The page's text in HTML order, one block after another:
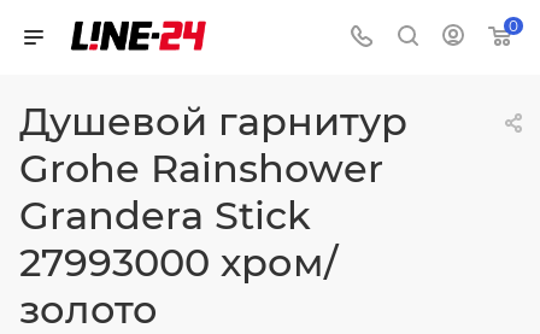
0
Душевой гарнитур
Grohe Rainshower
Grandera Stick
27993000 хром/
золото